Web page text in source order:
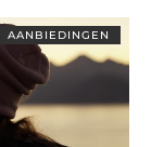
AANBIEDINGEN